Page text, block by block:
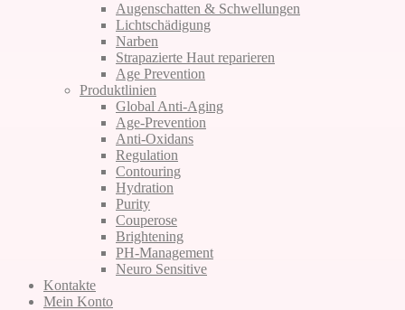
Augenschatten & Schwellungen
Lichtschädigung
Narben
Strapazierte Haut reparieren
Age Prevention
Produktlinien
Global Anti-Aging
Age-Prevention
Anti-Oxidans
Regulation
Contouring
Hydration
Purity
Couperose
Brightening
PH-Management
Neuro Sensitive
Kontakte
Mein Konto